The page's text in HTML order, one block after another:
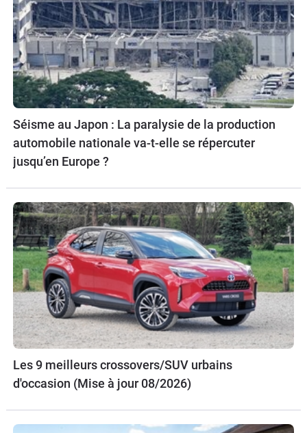
Séisme au Japon : La paralysie de la production
automobile nationale va-t-elle se répercuter
jusqu’en Europe ?
Les 9 meilleurs crossovers/SUV urbains
d'occasion (Mise à jour 08/2026)